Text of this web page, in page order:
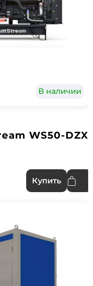
В наличии
WS50-DZX
Купить